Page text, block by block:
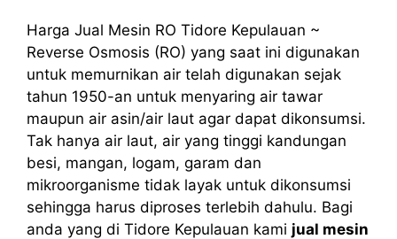
Harga Jual Mesin RO Tidore Kepulauan ~
Reverse Osmosis (RO) yang saat ini digunakan
untuk memurnikan air telah digunakan sejak
tahun 1950-an untuk menyaring air tawar
maupun air asin/air laut agar dapat dikonsumsi.
Tak hanya air laut, air yang tinggi kandungan
besi, mangan, logam, garam dan
mikroorganisme tidak layak untuk dikonsumsi
sehingga harus diproses terlebih dahulu. Bagi
anda yang di Tidore Kepulauan kami jual mesin